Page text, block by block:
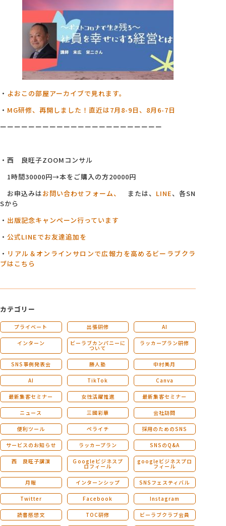
・ よおこの部屋アーカイブで見れます。
・ MG研修、再開しました！直近は7月8-9日、8月6-7日
ーーーーーーーーーーーーーーーーーーーーーーー
・西 良旺子ZOOMコンサル
1時間30000円→本をご購入の方20000円
お申込みはお問い合わせフォーム、 または、 LINE、各SN
Sから
・ 出版記念キャンペーン行っています
・ 公式LINEでお友達追加を
・ リアル＆オンラインサロンで広報力を高めるビーラブクラ
ブはこちら
カテゴリー
プライベート 出張研修 AI
インターン ビーラブカンパニーに
ついて
ラッカープラン研修
SNS事例発表会 勝人塾 中村美月
AI TikTok Canva
最新集客セミナー 女性活躍推進 最新集客セミナー
ニュース 三國彩華 会社訪問
便利ツール ペライチ 採用のためのSNS
サービスのお知らせ ラッカープラン SNSのQ&A
西 良旺子講演 Ｇoogleビジネスプ
ロフィール
googleビジネスプロ
フィール
月報 インターンシップ SNSフェスティバル
Twitter Facebook Instagram
読書感想文 TOC研修 ビーラブクラブ会員